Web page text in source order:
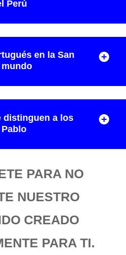
Perú
en la San
distinguen a los
PARA NO
NUESTRO
CREADO
PARA TI.